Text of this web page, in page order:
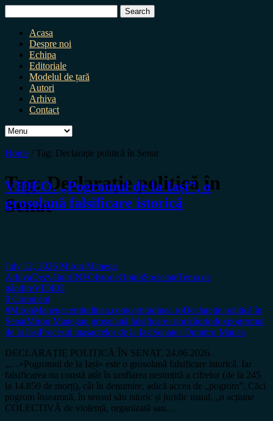
for:
Acasa
Despre noi
Echipa
Editoriale
Modelul de țară
Autori
Arhiva
Contact
Home / Tag: Declarație politică în Senat
Tag:Declarație politică în
Senat
VIDEO. „Pogromul de la Iași”, o
grosolană falsificare istorică
July 12, 2026 Miron Manega
ArhivaDezvăluiriINFOIstorieOpiniiSocietateTema de
gândireVIDEO
0 Comment
#MironManegacertitudinea.comcertitudinea.roDeclarație politică în
SenatMiron Manegao grosolană falsificare istoricăortodoxpogromul
de la IașiProcesul masacrelor de la IașiSenator Dumitru Manea
DECLARAȚIE POLITICĂ ÎN SENAT, 24.06.2026.
„…«Pogromul de la Iași» este o grosolană falsificare istorică. Iar
falsificarea nu constă atât în umflarea nesimțită a cifrelor (de la 245
la 14.850 de morți), cât în denumire, adică accea de „pogrom”. Căci
pogrom înseamnă, în sensul său istoric și juridic usual, „o acțiune
COLECTIVĂ de violență, organizată sau…